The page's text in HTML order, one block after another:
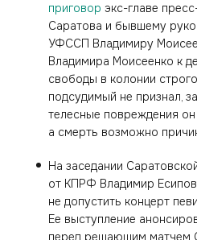
приговор экс-главе
Саратова и бывшему
УФССП Владимиру
Владимира Моисеенко к
свободы в колонии
подсудимый не признал,
телесные повреждения
а смерть возможно
На заседании
от КПРФ Владимир Есипов
не допустить концерт
Ее выступление
перед решающим матчем